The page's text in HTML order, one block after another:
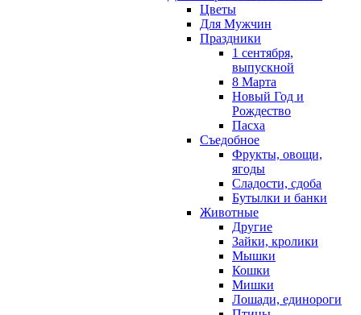
Цветы
Для Мужчин
Праздники
1 сентября,
выпускной
8 Марта
Новый Год и
Рождество
Пасха
Съедобное
Фрукты, овощи,
ягоды
Сладости, сдоба
Бутылки и банки
Животные
Другие
Зайки, кролики
Мышки
Кошки
Мишки
Лошади, единороги